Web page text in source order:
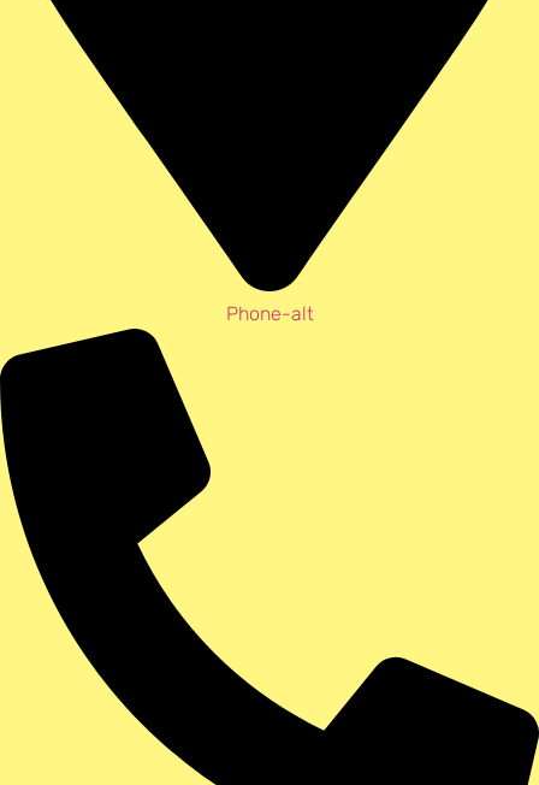
Phone-alt